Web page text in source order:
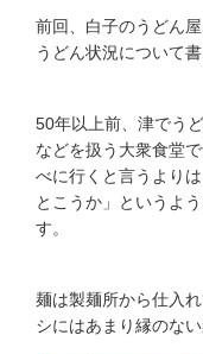
前回、白子のうどん
うどん状況について書
50年以上前、津でう
などを扱う大衆食堂
べに行くと言うより
とこうか」というよ
す。
麺は製麺所から仕入
シにはあまり縁のな